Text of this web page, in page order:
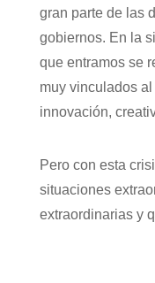
gran parte de las
gobiernos. En la
que entramos se
muy vinculados
innovación,
Pero con esta
situaciones
extraordinarias y